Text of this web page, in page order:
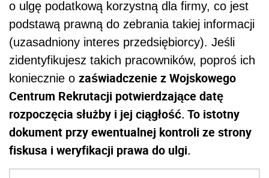
o ulgę podatkową korzystną dla firmy, co jest
podstawą prawną do zebrania takiej informacji
(uzasadniony interes przedsiębiorcy). Jeśli
zidentyfikujesz takich pracowników, poproś ich
koniecznie o zaświadczenie z Wojskowego
Centrum Rekrutacji potwierdzające datę
rozpoczęcia służby i jej ciągłość. To istotny
dokument przy ewentualnej kontroli ze strony
fiskusa i weryfikacji prawa do ulgi.